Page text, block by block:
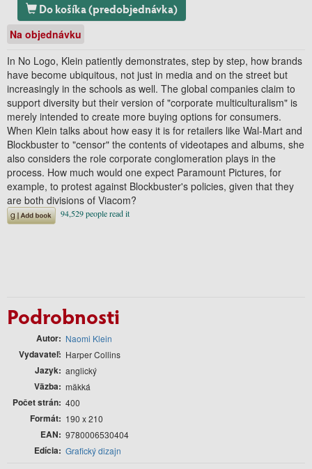
Do košíka (predobjednávka)
Na objednávku
In No Logo, Klein patiently demonstrates, step by step, how brands
have become ubiquitous, not just in media and on the street but
increasingly in the schools as well. The global companies claim to
support diversity but their version of "corporate multiculturalism" is
merely intended to create more buying options for consumers.
When Klein talks about how easy it is for retailers like Wal-Mart and
Blockbuster to "censor" the contents of videotapes and albums, she
also considers the role corporate conglomeration plays in the
process. How much would one expect Paramount Pictures, for
example, to protest against Blockbuster's policies, given that they
are both divisions of Viacom?
Podrobnosti
Autor Naomi Klein
Vydavateľ Harper Collins
Jazyk anglický
Väzba mäkká
Počet strán 400
Formát 190 x 210
EAN 9780006530404
Edícia Grafický dizajn